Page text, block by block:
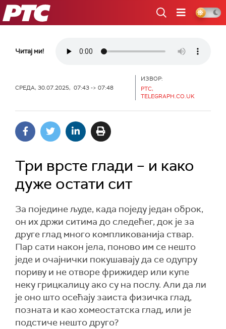
РТС
Читај ми!
СРЕДА, 30.07.2025, 07:43 -> 07:48
ИЗВОР:
РТС,
TELEGRAPH.CO.UK
Три врсте глади – и како
дуже остати сит
За поједине људе, када поједу један оброк,
он их држи ситима до следећег, док је за
друге глад много компликованија ствар.
Пар сати након јела, поново им се нешто
једе и очајнички покушавају да се одупру
пориву и не отворе фрижидер или купе
неку грицкалицу ако су на послу. Али да ли
је оно што осећају заиста физичка глад,
позната и као хомеостатска глад, или је
подстиче нешто друго?